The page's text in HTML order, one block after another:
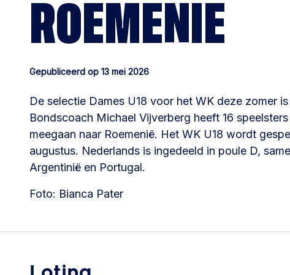
ROEMENIE
Gepubliceerd op 13 mei 2026
De selectie Dames U18 voor het WK deze zomer
Bondscoach Michael Vijverberg heeft 16
meegaan naar Roemenië. Het WK U18 wordt
augustus. Nederlands is ingedeeld in poule D,
Argentinië en Portugal.
Foto: Bianca Pater